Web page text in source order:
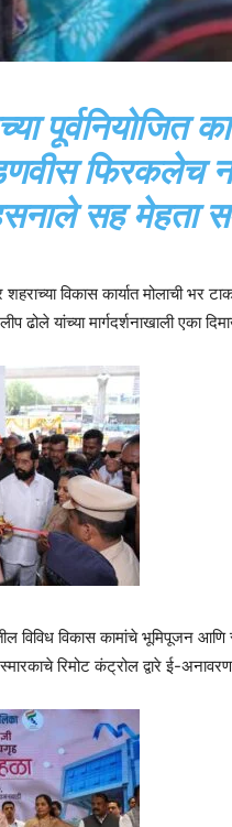
फिरकलेच
सह मेहता
शहराच्या विकास कार्यात मोलाची
ढोले यांच्या मार्गदर्शनाखाली एका
विविध विकास कामांचे भूमिपूजन
स्मारकाचे रिमोट कंट्रोल द्वारे ई-